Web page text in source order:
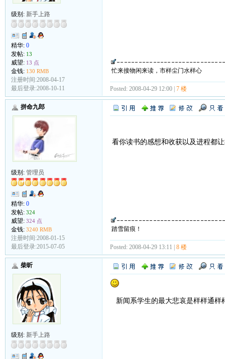
级别: 新手上路
精华: 0
发帖: 13
威望: 13 点
金钱: 130 RMB
注册时间:2008-04-17
最后登录:2008-10-11
忙来接物闲来读，市样尘门水样心
Posted: 2008-04-29 12:00 | 7 楼
拼命九郎
级别: 管理员
精华: 0
发帖: 324
威望: 324 点
金钱: 3240 RMB
注册时间:2008-01-15
最后登录:2015-07-05
看你读书的感想和收获以及进程都
踏雪留痕！
Posted: 2008-04-29 13:11 | 8 楼
柴昕
级别: 新手上路
新闻系学生的最大悲哀是样样通